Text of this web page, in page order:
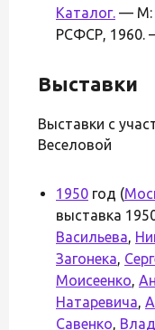
Каталог. — М:
РСФСР, 1960.
Выставки
Выставки с
Веселовой
1950 год (
выставка
Васильева,
Загонека,
Моисеенко,
Натаревича,
Савенко,